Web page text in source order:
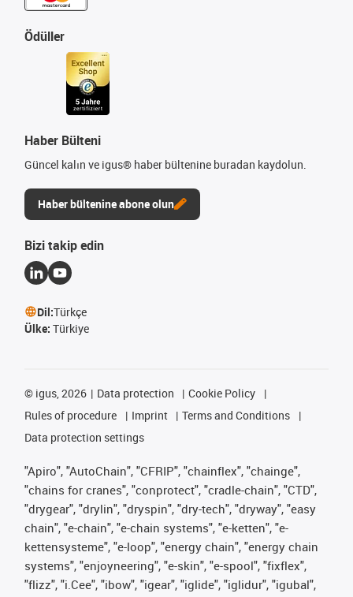
Ödüller
Haber Bülteni
Güncel kalın ve igus® haber bültenine buradan kaydolun.
Haber bültenine abone olun
Bizi takip edin
Dil:Türkçe
Ülke: Türkiye
© igus, 2026 Data protection
Cookie Policy
Rules of procedure
Imprint
Terms and Conditions
Data protection settings
"Apiro", "AutoChain", "CFRIP", "chainflex", "chainge",
"chains for cranes", "conprotect", "cradle-chain", "CTD",
"drygear", "drylin", "dryspin", "dry-tech", "dryway", "easy
chain", "e-chain", "e-chain systems", "e-ketten", "e-
kettensysteme", "e-loop", "energy chain", "energy chain
systems", "enjoyneering", "e-skin", "e-spool", "fixflex",
"flizz", "i.Cee", "ibow", "igear", "iglide", "iglidur", "igubal",